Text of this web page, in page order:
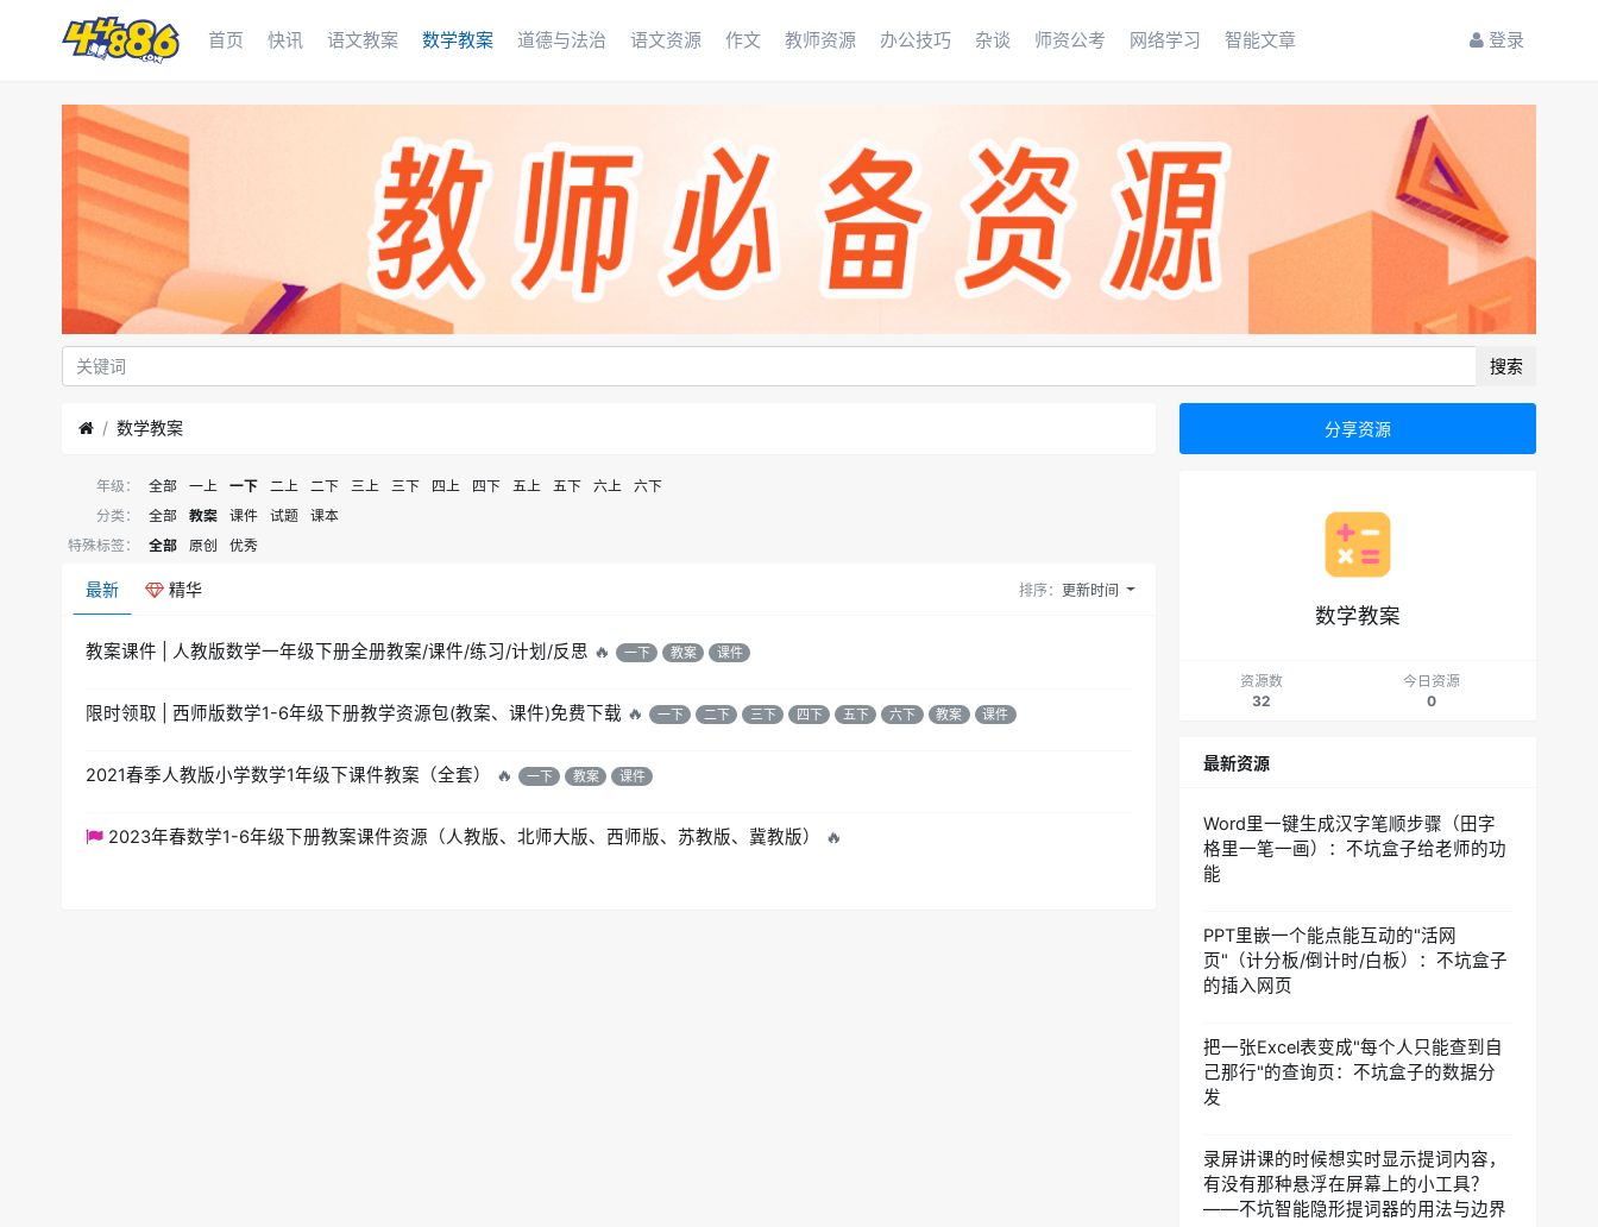
首页 快讯 语文教案 数学教案 道德与法治 语文资源 作文 教师资源 办公技巧 杂谈 师资公考 网络学习 智能文章 登录
搜索
数学教案
年级： 全部 一上 一下 二上 二下 三上 三下 四上 四下 五上 五下 六上
六下
分类：
全部 教案 课件 试题
课本
特殊标签：
全部 原创 优秀
最新 精华 排序：更新时间
教案课件 | 人教版数学一年级下册全册教案/课件/练习/计划/反思 🔥 一下 教案 课件
限时领取 | 西师版数学1-6年级下册教学资源包(教案、课件)免费下载 🔥 一下 二下 三下 四下 五下 六下 教案 课件
2021春季人教版小学数学1年级下课件教案（全套） 🔥 一下 教案 课件
2023年春数学1-6年级下册教案课件资源（人教版、北师大版、西师版、苏教版、冀教版） 🔥
分享资源
数学教案
资源数
32
今日资源
0
最新资源
Word里一键生成汉字笔顺步骤（田字
格里一笔一画）：不坑盒子给老师的功
能
PPT里嵌一个能点能互动的"活网
页"（计分板/倒计时/白板）：不坑盒子
的插入网页
把一张Excel表变成"每个人只能查到自
己那行"的查询页：不坑盒子的数据分
发
录屏讲课的时候想实时显示提词内容，
有没有那种悬浮在屏幕上的小工具？
——不坑智能隐形提词器的用法与边界